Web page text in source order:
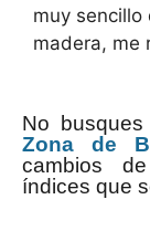
muy
madera, me
No
Zona de
cambios
índices que